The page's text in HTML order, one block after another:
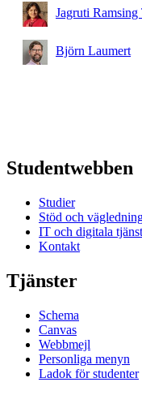
Jagruti
Björn Laumert
Studentwebben
Studier
Stöd och
IT och digitala
Kontakt
Tjänster
Schema
Canvas
Webbmejl
Personliga menyn
Ladok för studenter